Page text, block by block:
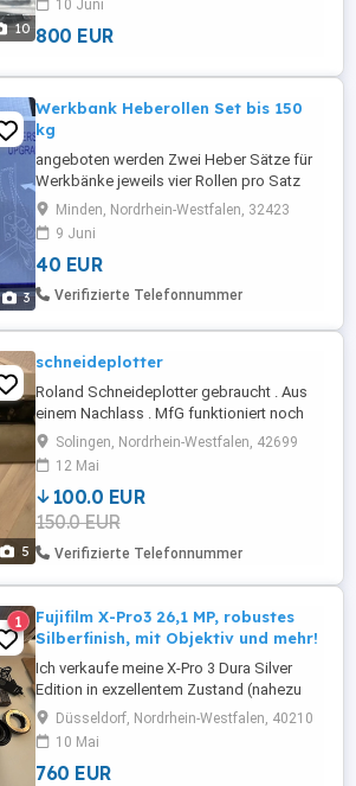
10
Original-Tragetasche, die Original-
10 Juni
800 EUR
3
Werkbank Heberollen Set bis 150
kg
angeboten werden Zwei Heber Sätze für
Werkbänke jeweils vier Rollen pro Satz
belastbar bis maximal 300 Kilo garantiert
aber bis 150 Kilo wie abgebildet
neuwertig. Preis pro Satz Zuzüglich
Versandkosten
Minden, Nordrhein-Westfalen, 32423
9 Juni
40 EUR
Verifizierte Telefonnummer
5
schneideplotter
Roland Schneideplotter gebraucht . Aus
einem Nachlass . MfG funktioniert noch
einwandfrei
Solingen, Nordrhein-Westfalen, 42699
12 Mai
100.0 EUR
150.0 EUR
Verifizierte Telefonnummer
1
Fujifilm X-Pro3 26,1 MP, robustes
Silberfinish, mit Objektiv und mehr!
Ich verkaufe meine X-Pro 3 Dura Silver
Edition in exzellentem Zustand (nahezu
neuwertig). Zum Lieferumfang gehören
ein Fuji-Blitzgerät, vier Akkus, ein 18-mm-f
2-Objektiv, ein 23-mm-f 2-Objektiv und ein
Voigtländer 23-mm-f 1.2-Objektiv.
Düsseldorf, Nordrhein-Westfalen, 40210
10 Mai
760 EUR